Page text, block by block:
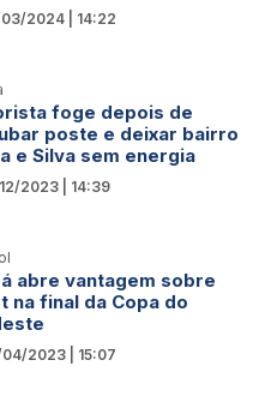
deve perder força até o
semestre
2024 | 14:22
foge depois de
poste e deixar bairro
e Silva sem energia
2023 | 14:39
abre vantagem sobre
na final da Copa do
2023 | 15:07